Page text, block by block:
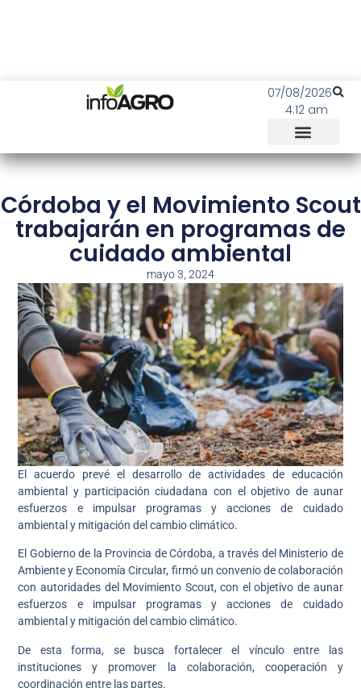
07/08/2026
4:12 am
Córdoba y el Movimiento Scout
trabajarán en programas de
cuidado ambiental
mayo 3, 2024
El acuerdo prevé el desarrollo de actividades de educación
ambiental y participación ciudadana con el objetivo de aunar
esfuerzos e impulsar programas y acciones de cuidado
ambiental y mitigación del cambio climático.
El Gobierno de la Provincia de Córdoba, a través del Ministerio de
Ambiente y Economía Circular, firmó un convenio de colaboración
con autoridades del Movimiento Scout, con el objetivo de aunar
esfuerzos e impulsar programas y acciones de cuidado
ambiental y mitigación del cambio climático.
De esta forma, se busca fortalecer el vínculo entre las
instituciones y promover la colaboración, cooperación y
coordinación entre las partes.